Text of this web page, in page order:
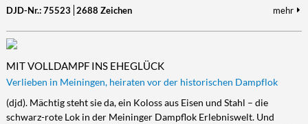
DJD-Nr.: 75523 2688 Zeichen mehr
MIT VOLLDAMPF INS EHEGLÜCK
Verlieben in Meiningen, heiraten vor der historischen Dampflok
(djd). Mächtig steht sie da, ein Koloss aus Eisen und Stahl – die
schwarz-rote Lok in der Meininger Dampflok Erlebniswelt. Und